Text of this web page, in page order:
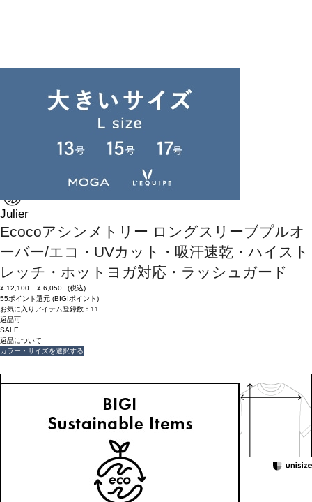
Julier
Ecocoアシンメトリー ロングスリーブプルオ
ーバー/エコ・UVカット・吸汗速乾・ハイスト
レッチ・ホットヨガ対応・ラッシュガード
¥ 12,100 ¥ 6,050
(税込)
55ポイント還元 (BIGIポイント)
お気に入りアイテム登録数： 11
返品可
SALE
返品について
カラー・サイズを選択する
158cm 51kgRecommended
Waist +13cm
Find out more on your body type